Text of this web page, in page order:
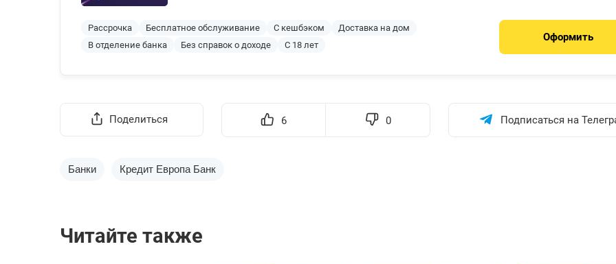
Рассрочка Бесплатное обслуживание С кешбэком
Доставка на дом
В отделение банка
Без справок о доходе С 18 лет
Оформить
Поделиться 6 0 Подписаться на
Банки Кредит Европа Банк
Читайте также